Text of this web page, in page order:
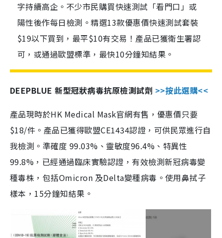
字持續高企。不少市民購買快速測試「看門口」或
陽性後作每日檢測。精選13款優惠價快速測試套裝
$19以下買到，最平$10有交易！產品已獲衛生署認
可，或通過歐盟標準，最快10分鐘知結果。
DEEPBLUE 新型冠狀病毒抗原檢測試劑 >>按此選購<<
產品現時於HK Medical Mask官網有售，優惠價只要
$18/件。產品已獲得歐盟CE1434認證，可供民眾進行自
我檢測。準確度 99.03%、靈敏度96.4%、特異性
99.8%，已經通過臨床實驗認證，有效檢測新冠病毒變
種毒株，包括Omicron 及Delta變種病毒。使用鼻拭子
樣本，15分鐘知結果。